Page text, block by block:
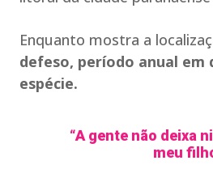
Enquanto mostra a
defeso, período anual
espécie.
“A gente não deixa
meu